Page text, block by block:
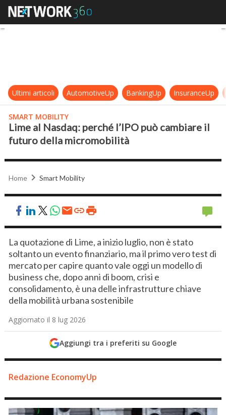
Lime al Nasdaq: perché l’IPO
Ultimi articoli AutomotiveUp BankingUp InsuranceUp
SMART MOBILITY
Lime al Nasdaq: perché l’IPO può cambiare il
futuro della micromobilità
Home Smart Mobility
La quotazione di Lime, a inizio luglio, non è stato
soltanto un evento finanziario, ma il primo vero test di
mercato per capire quanto vale oggi un modello di
business che, dopo anni di boom, crisi e
consolidamento, è una delle infrastrutture chiave
della mobilità urbana sostenibile
Aggiornato il 8 lug 2026
Aggiungi tra i preferiti su Google
Redazione EconomyUp